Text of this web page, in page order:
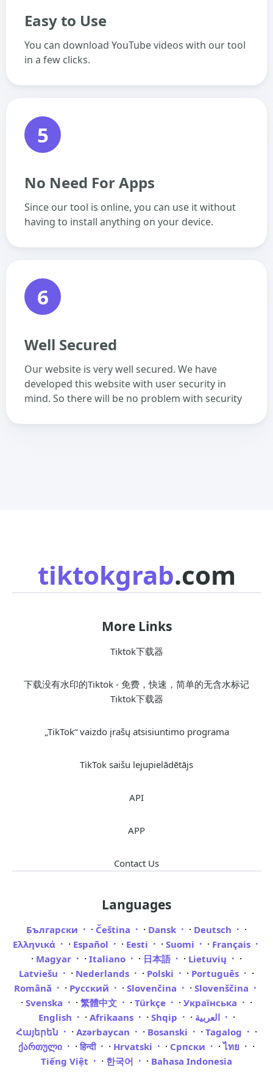
Easy to Use
You can download YouTube videos with our tool
in a few clicks.
5
No Need For Apps
Since our tool is online, you can use it without
having to install anything on your device.
6
Well Secured
Our website is very well secured. We have
developed this website with user security in
mind. So there will be no problem with security
tiktokgrab.com
More Links
Tiktok下载器
下载没有水印的Tiktok - 免费，快速，简单的无含水标记
Tiktok下载器
„TikTok“ vaizdo įrašų atsisiuntimo programa
TikTok saišu lejupielādētājs
API
APP
Contact Us
Languages
Български · Čeština · Dansk · Deutsch ·
Ελληνικά · Español · Eesti · Suomi · Français
· Magyar · Italiano · 日本語 · Lietuvių ·
Latviešu · Nederlands · Polski · Português ·
Română · Русский · Slovenčina · Slovenščina
· Svenska · 繁體中文 · Türkçe · Українська ·
English · Afrikaans · Shqip · العربية ·
Հայերեն · Azərbaycan · Bosanski · Tagalog ·
ქართული · हिन्दी · Hrvatski · Српски ·ไทย ·
Tiếng Việt · 한국어 · Bahasa Indonesia